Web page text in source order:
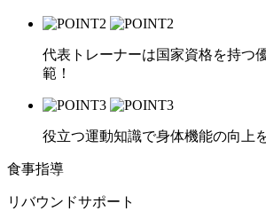
代表トレーナーは国家資格を持つ
範！
役立つ運動知識で身体機能の向上
食事指導
リバウンドサポート